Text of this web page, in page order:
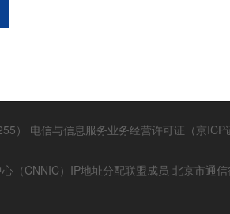
） 电信与信息服务业务经营许可证（京ICP
（CNNIC）IP地址分配联盟成员 北京市通